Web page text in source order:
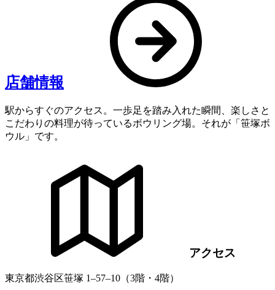
店舗情報
駅からすぐのアクセス。一歩足を踏み入れた瞬間、楽しさと
こだわりの料理が待っているボウリング場。それが「笹塚ボ
ウル」です。
アクセス
東京都渋谷区笹塚 1‒57‒10（3階・4階）